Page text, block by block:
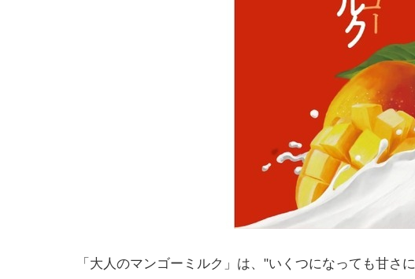
「大人のマンゴーミルク」は、"いくつになっても甘